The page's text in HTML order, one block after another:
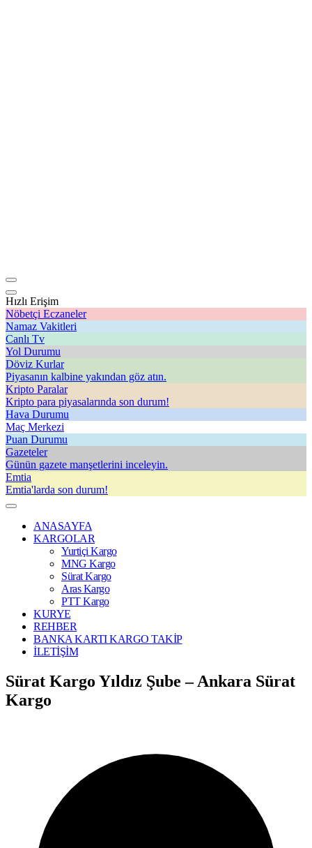
Hızlı Erişim
Nöbetçi Eczaneler
Namaz Vakitleri
Canlı Tv
Yol Durumu
Döviz Kurlar
Piyasanın kalbine yakından göz atın.
Kripto Paralar
Kripto para piyasalarında son durum!
Hava Durumu
Maç Merkezi
Puan Durumu
Gazeteler
Günün gazete manşetlerini inceleyin.
Emtia
Emtia'larda son durum!
ANASAYFA
KARGOLAR
Yurtiçi Kargo
MNG Kargo
Sürat Kargo
Aras Kargo
PTT Kargo
KURYE
REHBER
BANKA KARTI KARGO TAKİP
İLETİŞİM
Sürat Kargo Yıldız Şube – Ankara Sürat
Kargo